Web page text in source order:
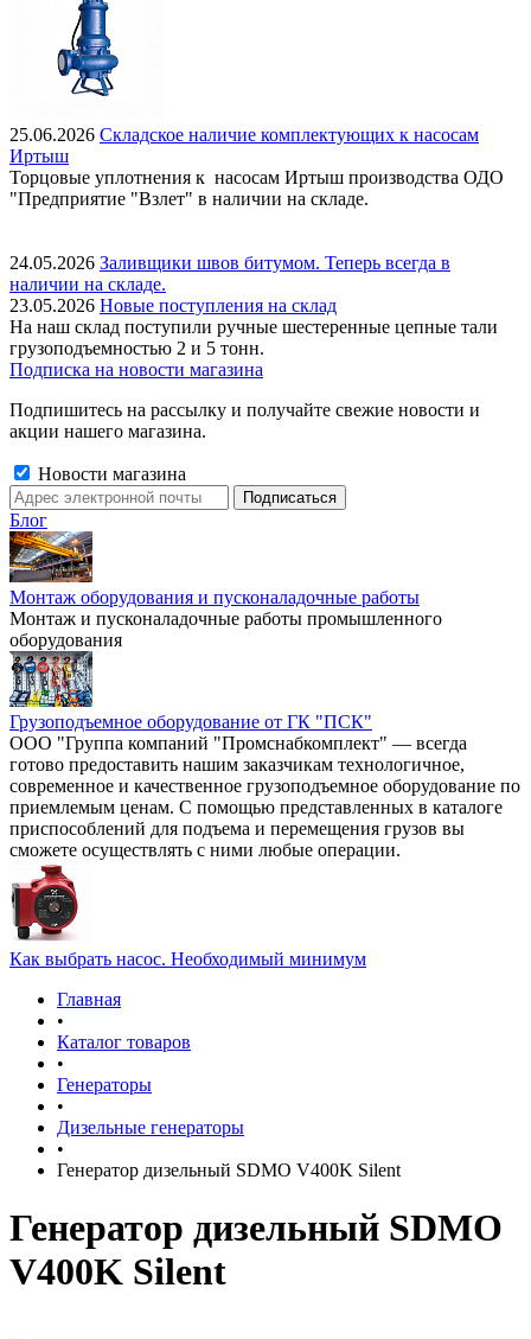
25.06.2026 Складское наличие комплектующих к насосам
Иртыш
Торцовые уплотнения к насосам Иртыш производства ОДО
"Предприятие "Взлет" в наличии на складе.
24.05.2026 Заливщики швов битумом. Теперь всегда в
наличии на складе.
23.05.2026 Новые поступления на склад
На наш склад поступили ручные шестеренные цепные тали
грузоподъемностью 2 и 5 тонн.
Подписка на новости магазина
Подпишитесь на рассылку и получайте свежие новости и
акции нашего магазина.
Новости магазина
Блог
Монтаж оборудования и пусконаладочные работы
Монтаж и пусконаладочные работы промышленного
оборудования
Грузоподъемное оборудование от ГК "ПСК"
ООО "Группа компаний "Промснабкомплект" — всегда
готово предоставить нашим заказчикам технологичное,
современное и качественное грузоподъемное оборудование по
приемлемым ценам. С помощью представленных в каталоге
приспособлений для подъема и перемещения грузов вы
сможете осуществлять с ними любые операции.
Как выбрать насос. Необходимый минимум
Главная
•
Каталог товаров
•
Генераторы
•
Дизельные генераторы
•
Генератор дизельный SDMO V400K Silent
Генератор дизельный SDMO
V400K Silent